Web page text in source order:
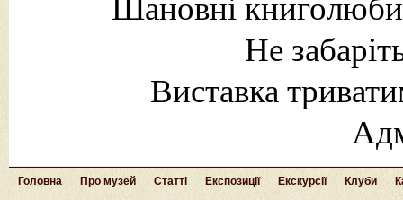
Шановні
Не
Виставка
Головна Про музей Статті Експозиції Екскурсії Клуби